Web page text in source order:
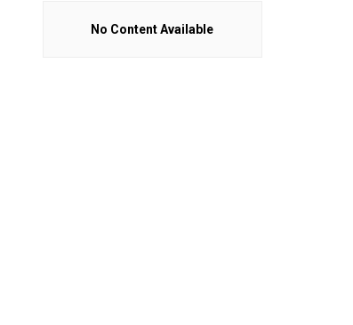
No Content Available